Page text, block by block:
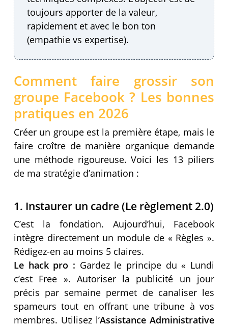
toujours apporter de la valeur,
rapidement et avec le bon ton
(empathie vs expertise).
Comment faire grossir son
groupe Facebook ? Les bonnes
pratiques en 2026
Créer un groupe est la première étape, mais le
faire croître de manière organique demande
une méthode rigoureuse. Voici les 13 piliers
de ma stratégie d’animation :
1. Instaurer un cadre (Le règlement 2.0)
C’est la fondation. Aujourd’hui, Facebook
intègre directement un module de « Règles ».
Rédigez-en au moins 5 claires.
Le hack pro : Gardez le principe du « Lundi
c’est Free ». Autoriser la publicité un jour
précis par semaine permet de canaliser les
spameurs tout en offrant une tribune à vos
membres. Utilisez l’Assistance Administrative